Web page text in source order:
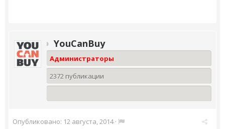
YouCanBuy
Администраторы
2372 публикации
Опубликовано: 12 августа, 2014·